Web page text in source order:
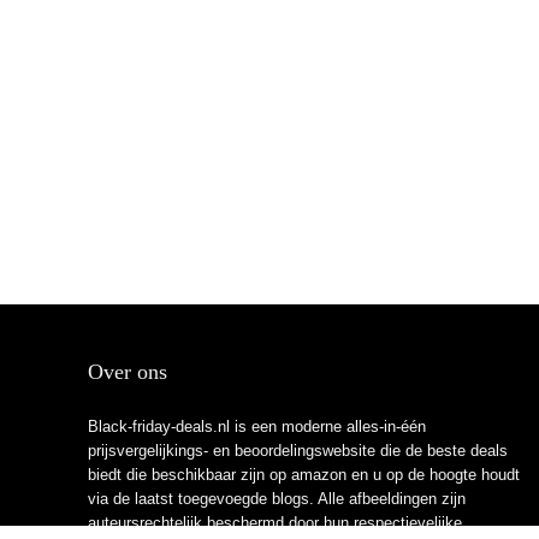
Over ons
Black-friday-deals.nl is een moderne alles-in-één
prijsvergelijkings- en beoordelingswebsite die de beste deals
biedt die beschikbaar zijn op amazon en u op de hoogte houdt
via de laatst toegevoegde blogs. Alle afbeeldingen zijn
auteursrechtelijk beschermd door hun respectievelijke